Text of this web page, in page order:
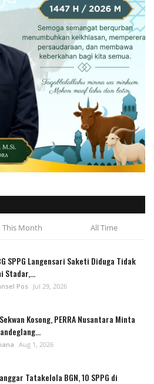
This Month All Time
SPPG Langensari Saketi Diduga Tidak
Stadar,...
Pos Jul 29, 2026
Kosong, PERRA Nusantara Minta
Aug 1, 2026
Tatakelola BGN, 10 SPPG di